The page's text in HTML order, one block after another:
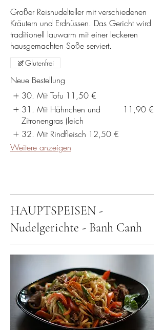
Großer Reisnudelteller mit verschiedenen
Kräutern und Erdnüssen. Das Gericht wird
traditionell lauwarm mit einer leckeren
hausgemachten Soße serviert.
Glutenfrei
Neue Bestellung
30. Mit Tofu 11,50 €
31. Mit Hähnchen und
Zitronengras (leich
11,90 €
32. Mit Rindfleisch 12,50 €
Weitere anzeigen
HAUPTSPEISEN -
Nudelgerichte - Banh Canh